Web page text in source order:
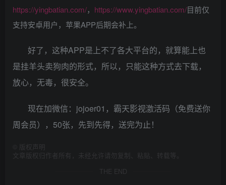
https://yingbatian.com/， https://www.yingbatian.com/目前仅
支持安卓用户，苹果APP后期会补上。
好了，这种APP是上不了各大平台的，就算能上也
是挂羊头卖狗肉的形式，所以，只能这种方式去下载，
放心，无毒，很安全。
现在加微信：jojoer01，霸天影视激活码（免费送你
周会员），50张，先到先得，送完为止！
版权声明
文章版权归作者所有，未经允许请勿复制、粘贴、转载等。
THE END